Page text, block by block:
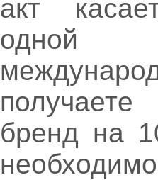
акт
одной
бренд на